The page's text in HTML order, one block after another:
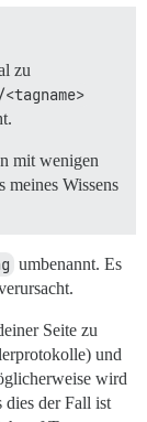
zu
mit wenigen
meines Wissens
umbenannt. Es
Seite zu
und
wird
dies der Fall ist